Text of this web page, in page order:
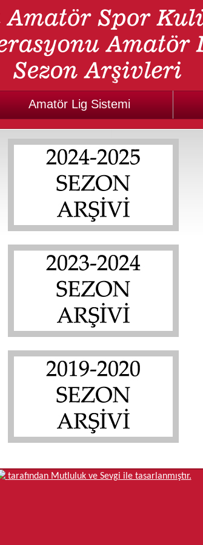
Amatör Lig Sistemi
tarafından Mutluluk ve Sevgi ile tasarlanmıştır.